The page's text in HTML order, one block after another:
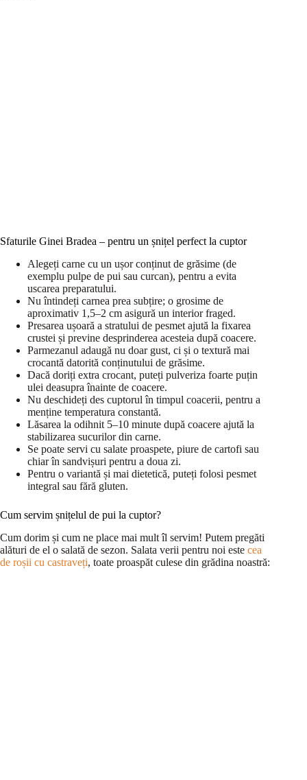
Sfaturile Ginei Bradea – pentru un șnițel perfect la cuptor
Alegeți carne cu un ușor conținut de grăsime (de
exemplu pulpe de pui sau curcan), pentru a evita
uscarea preparatului.
Nu întindeți carnea prea subțire; o grosime de
aproximativ 1,5–2 cm asigură un interior fraged.
Presarea ușoară a stratului de pesmet ajută la fixarea
crustei și previne desprinderea acesteia după coacere.
Parmezanul adaugă nu doar gust, ci și o textură mai
crocantă datorită conținutului de grăsime.
Dacă doriți extra crocant, puteți pulveriza foarte puțin
ulei deasupra înainte de coacere.
Nu deschideți des cuptorul în timpul coacerii, pentru a
menține temperatura constantă.
Lăsarea la odihnit 5–10 minute după coacere ajută la
stabilizarea sucurilor din carne.
Se poate servi cu salate proaspete, piure de cartofi sau
chiar în sandvișuri pentru a doua zi.
Pentru o variantă și mai dietetică, puteți folosi pesmet
integral sau fără gluten.
Cum servim șnițelul de pui la cuptor?
Cum dorim și cum ne place mai mult îl servim! Putem pregăti
alături de el o salată de sezon. Salata verii pentru noi este cea
de roșii cu castraveți, toate proaspăt culese din grădina noastră: